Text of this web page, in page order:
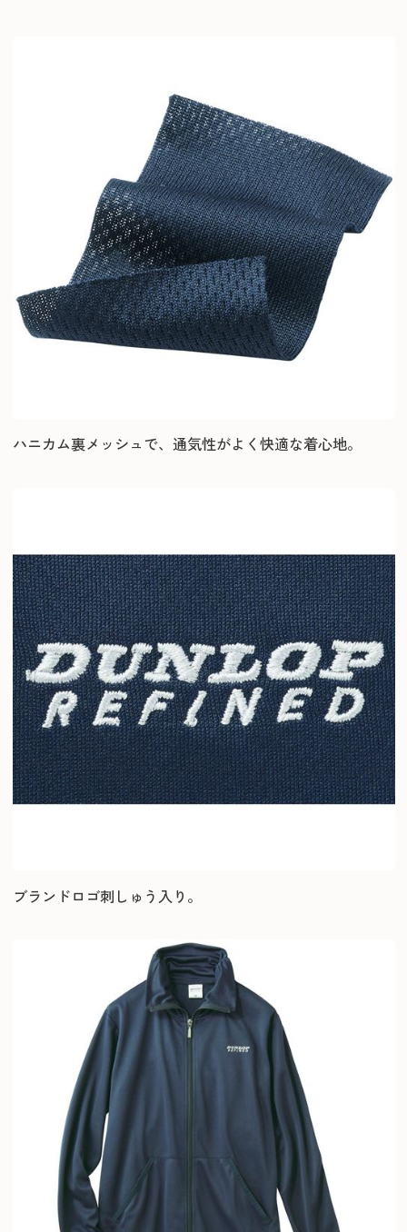
ハニカム裏メッシュで、通気性がよく快適な着心地。
ブランドロゴ刺しゅう入り。